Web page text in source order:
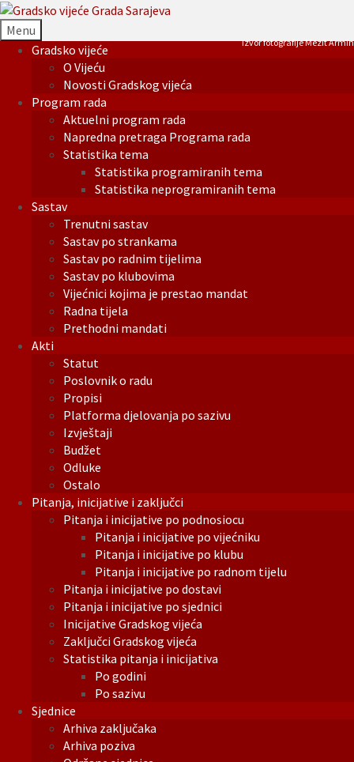
Menu
Gradsko vijeće
O Vijeću
Novosti Gradskog vijeća
Program rada
Aktuelni program rada
Napredna pretraga Programa rada
Statistika tema
Statistika programiranih tema
Statistika neprogramiranih tema
Sastav
Trenutni sastav
Sastav po strankama
Sastav po radnim tijelima
Sastav po klubovima
Vijećnici kojima je prestao mandat
Radna tijela
Prethodni mandati
Akti
Statut
Poslovnik o radu
Propisi
Platforma djelovanja po sazivu
Izvještaji
Budžet
Odluke
Ostalo
Pitanja, inicijative i zaključci
Pitanja i inicijative po podnosiocu
Pitanja i inicijative po vijećniku
Pitanja i inicijative po klubu
Pitanja i inicijative po radnom tijelu
Pitanja i inicijative po dostavi
Pitanja i inicijative po sjednici
Inicijative Gradskog vijeća
Zaključci Gradskog vijeća
Statistika pitanja i inicijativa
Po godini
Po sazivu
Sjednice
Arhiva zaključaka
Arhiva poziva
Izvor fotografije Mezit Armin